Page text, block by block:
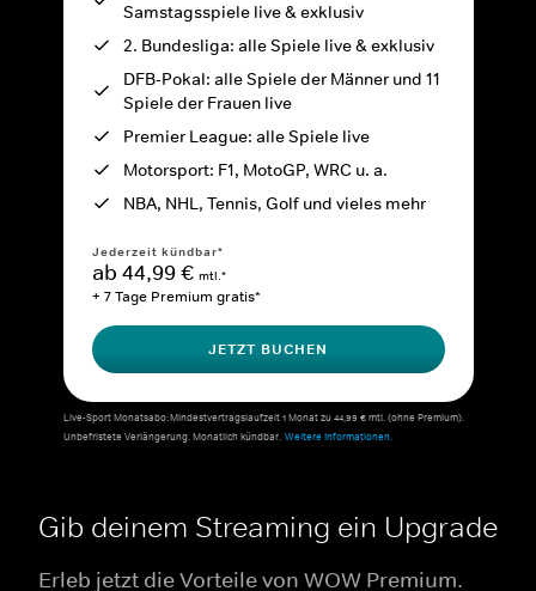
Samstagsspiele live & exklusiv
2. Bundesliga: alle Spiele live & exklusiv
DFB-Pokal: alle Spiele der Männer und 11
Spiele der Frauen live
Premier League: alle Spiele live
Motorsport: F1, MotoGP, WRC u. a.
NBA, NHL, Tennis, Golf und vieles mehr
Jederzeit kündbar*
ab 44,99 € mtl.*
+ 7 Tage Premium gratis*
JETZT BUCHEN
Live-Sport Monatsabo: Mindestvertragslaufzeit 1 Monat zu 44,99 € mtl. (ohne Premium).
Unbefristete Verlängerung. Monatlich kündbar. Weitere Informationen.
Gib deinem Streaming ein Upgrade
Erleb jetzt die Vorteile von WOW Premium.